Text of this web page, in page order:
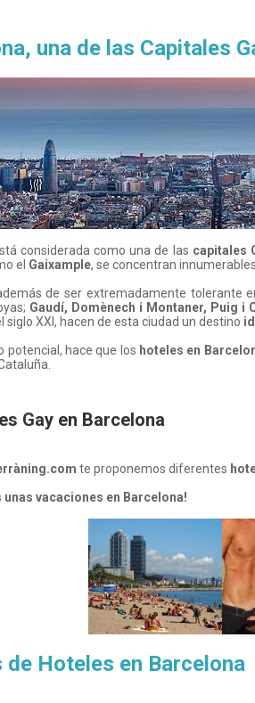
una de las Capitales
considerada como una de las capitales
el Gaixample, se concentran
de ser extremadamente tolerante
Gaudí, Domènech i Montaner, Puig i
siglo XXI, hacen de esta ciudad un destino
potencial, hace que los hoteles en
Gay en Barcelona
te proponemos diferentes
unas vacaciones en Barcelona!
de Hoteles en Barcelona